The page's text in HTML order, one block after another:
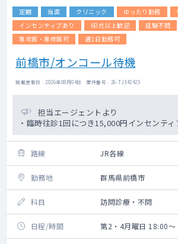
定期 当直 クリニック ゆったり勤務
インセンティブあり
60代以上歓迎 経験不問
専攻医・専修医可
週1日勤務可
前橋市/オンコール待機
掲載更新日 : 2026年08月04日 案件番号 : 26-TJ342425
担当エージェントより
・臨時往診1回につき15,000円インセンティ
路線 JR各線
勤務地 群馬県前橋市
科目 訪問診療・不問
日程/時間 第2・4月曜日 18:00～